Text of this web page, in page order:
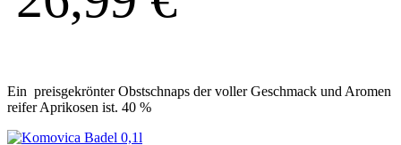
Ein preisgekrönter Obstschnaps der voller Geschmack und Aromen
reifer Aprikosen ist. 40 %